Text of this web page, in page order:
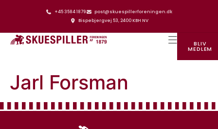
+45 3584 1879
post@skuespillerforeningen.dk
Bispebjergvej 53, 2400 KBH NV
BLIV
MEDLEM
Jarl Forsman